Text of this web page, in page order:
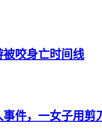
咬身亡时间线
件，一女子用剪